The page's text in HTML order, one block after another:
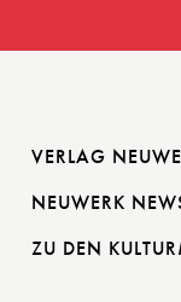
VERLAG
NEUWERK
ZU DEN